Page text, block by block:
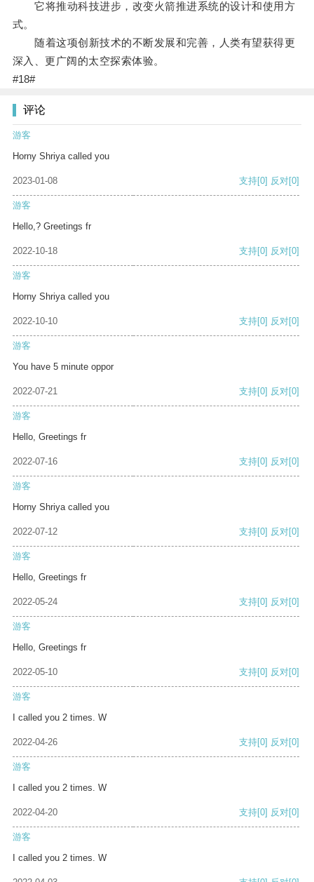
它将推动科技进步，改变火箭推进系统的设计和使用方
式。
随着这项创新技术的不断发展和完善，人类有望获得更
深入、更广阔的太空探索体验。
#18#
评论
游客
Horny Shriya called you
2023-01-08 支持[0] 反对[0]
游客
Hello,? Greetings fr
2022-10-18 支持[0] 反对[0]
游客
Horny Shriya called you
2022-10-10 支持[0] 反对[0]
游客
You have 5 minute oppor
2022-07-21 支持[0] 反对[0]
游客
Hello, Greetings fr
2022-07-16 支持[0] 反对[0]
游客
Horny Shriya called you
2022-07-12 支持[0] 反对[0]
游客
Hello, Greetings fr
2022-05-24 支持[0] 反对[0]
游客
Hello, Greetings fr
2022-05-10 支持[0] 反对[0]
游客
I called you 2 times. W
2022-04-26 支持[0] 反对[0]
游客
I called you 2 times. W
2022-04-20 支持[0] 反对[0]
游客
I called you 2 times. W